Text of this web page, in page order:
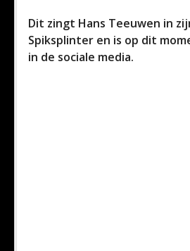
Dit zingt Hans Teeuwen in
Spiksplinter en is op dit
in de sociale media.